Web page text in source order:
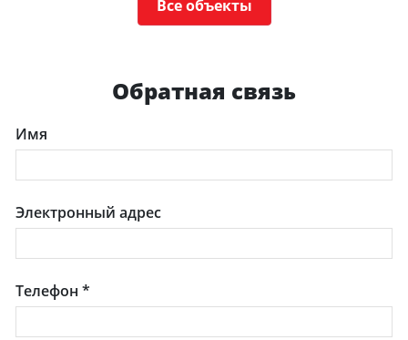
Все объекты
Обратная связь
Имя
Электронный адрес
Телефон*